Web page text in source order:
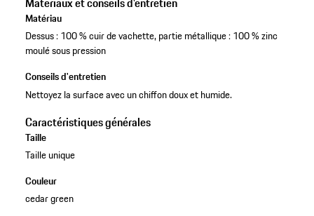
Matériau
Dessus : 100 % cuir de vachette, partie métallique : 100 % zinc
moulé sous pression
Conseils d'entretien
Nettoyez la surface avec un chiffon doux et humide.
Caractéristiques générales
Taille
Taille unique
Couleur
cedar green